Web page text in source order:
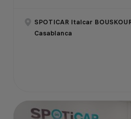
SPOTICAR Italcar
Casablanca